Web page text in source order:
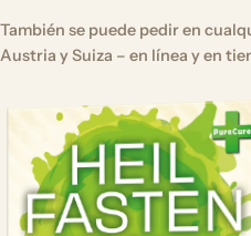
También se puede pedir en
Austria y Suiza – en línea y en